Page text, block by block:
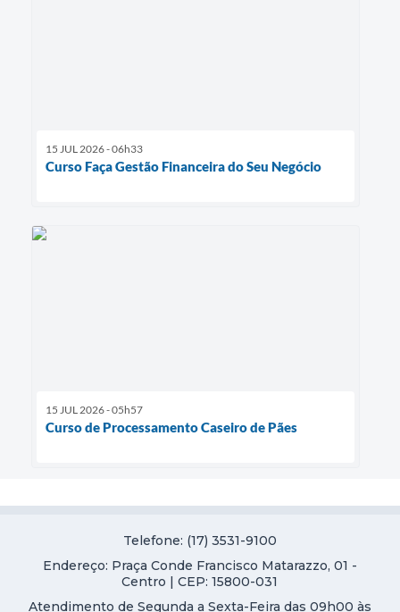
15 JUL 2026 - 06h33
Curso Faça Gestão Financeira do Seu Negócio
15 JUL 2026 - 05h57
Curso de Processamento Caseiro de Pães
Telefone: (17) 3531-9100
Endereço: Praça Conde Francisco Matarazzo, 01 -
Centro | CEP: 15800-031
Atendimento de Segunda a Sexta-Feira das 09h00 às